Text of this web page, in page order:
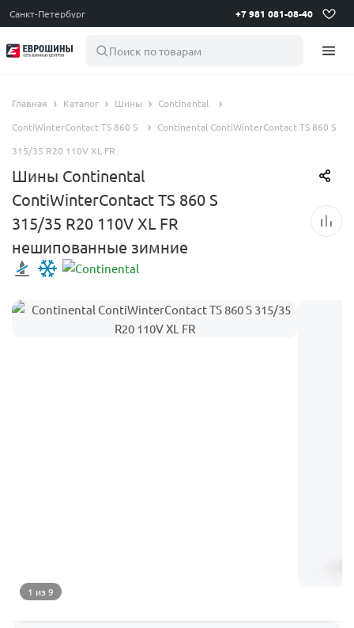
Санкт-Петербург +7 981 081-08-40
Поиск по товарам
Главная Каталог Шины
Continental
ContiWinterContact TS 860 S
Continental ContiWinterContact TS 860 S
315/35 R20 110V XL FR
Шины Continental
ContiWinterContact TS 860 S
315/35 R20 110V XL FR
нешипованные зимние
1 из 9